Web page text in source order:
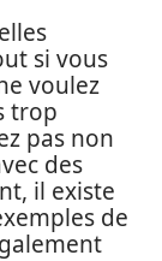
si vous
voulez
trop
pas non
des
il existe
de